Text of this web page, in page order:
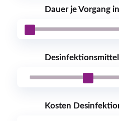
Dauer je Vorgang
Kosten